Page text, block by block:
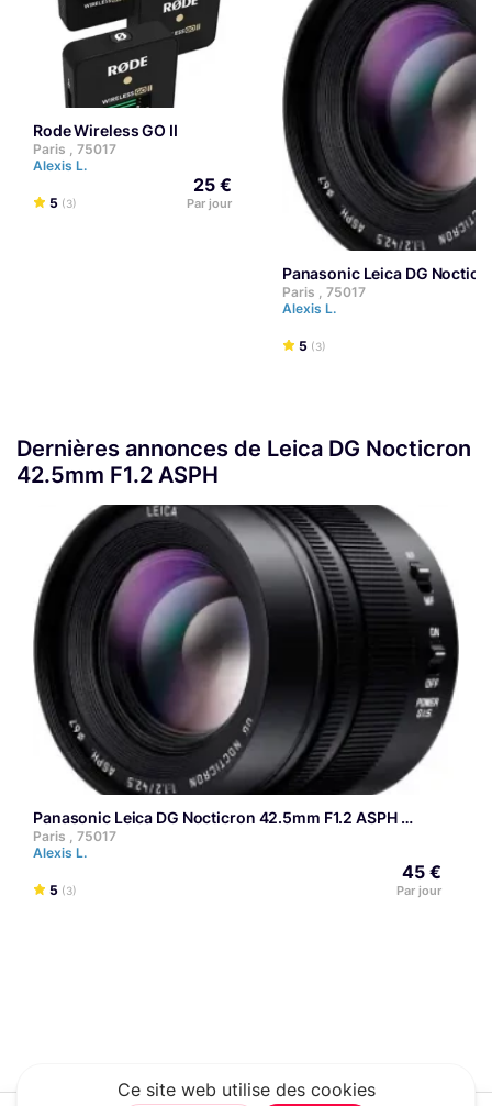
Rode Wireless GO II
Paris , 75017
Alexis L.
5 (3)
25 €
Par jour
Panasonic Leica DG
Paris , 75017
Alexis L.
5 (3)
Dernières annonces de Leica DG Nocticron
42.5mm F1.2 ASPH
Panasonic Leica DG Nocticron 42.5mm F1.2 ASPH
Paris , 75017
Alexis L.
5 (3)
45 €
Par jour